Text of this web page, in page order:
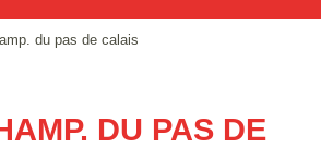
du pas de calais
DU PAS DE